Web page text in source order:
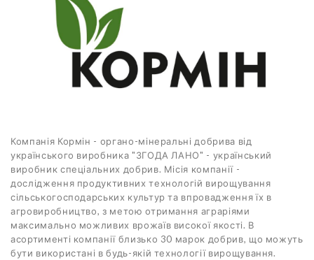
Компанія Кормін - органо-мінеральні добрива від
українського виробника "ЗГОДА ЛАНО" - український
виробник спеціальних добрив. Місія компанії -
дослідження продуктивних технологій вирощування
сільськогосподарських культур та впровадження їх в
агровиробництво, з метою отримання аграріями
максимально можливих врожаїв високої якості. В
асортименті компанії близько 30 марок добрив, що можуть
бути використані в будь-якій технології вирощування.